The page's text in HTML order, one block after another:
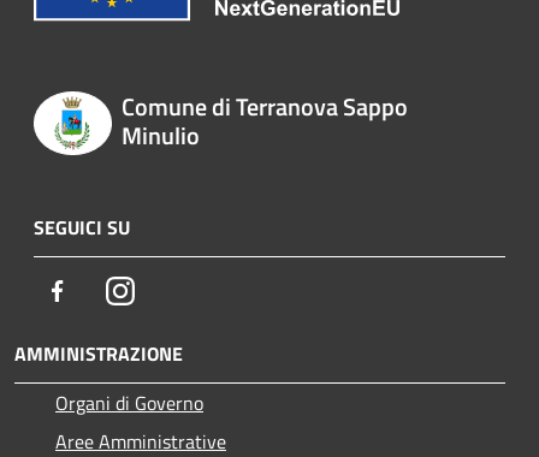
Comune di Terranova Sappo
Minulio
SEGUICI SU
FacebookInstagram
AMMINISTRAZIONE
Organi di Governo
Aree Amministrative